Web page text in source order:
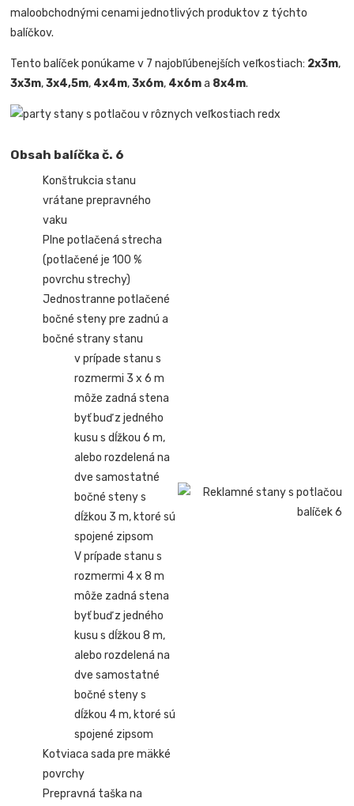
maloobchodnými cenami jednotlivých produktov z týchto
balíčkov.
Tento balíček ponúkame v 7 najobľúbenejších veľkostiach: 2x3m,
3x3m,3x4,5m, 4x4m,3x6m, 4x6ma 8x4m.
Obsah balíčka č. 6
Konštrukcia stanu
vrátane prepravného
vaku
Plne potlačená strecha
(potlačené je 100 %
povrchu strechy)
Jednostranne potlačené
bočné steny pre zadnú a
bočné strany stanu
v prípade stanu s
rozmermi 3 x 6 m
môže zadná stena
byť buď z jedného
kusu s dĺžkou 6 m,
alebo rozdelená na
dve samostatné
bočné steny s
dĺžkou 3 m, ktoré sú
spojené zipsom
V prípade stanu s
rozmermi 4 x 8 m
môže zadná stena
byť buď z jedného
kusu s dĺžkou 8 m,
alebo rozdelená na
dve samostatné
bočné steny s
dĺžkou 4 m, ktoré sú
spojené zipsom
Kotviaca sada pre mäkké
povrchy
Prepravná taška na